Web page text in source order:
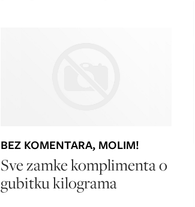
BEZ KOMENTARA, MOLIM!
Sve zamke komplimenta o
gubitku kilograma